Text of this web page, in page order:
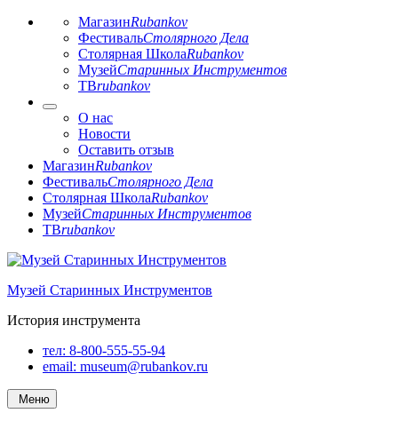
МагазинRubankov
ФестивальСтолярного Дела
Столярная ШколаRubankov
МузейСтаринных Инструментов
ТВrubankov
О нас
Новости
Оставить отзыв
МагазинRubankov
ФестивальСтолярного Дела
Столярная ШколаRubankov
МузейСтаринных Инструментов
ТВrubankov
Перейти
содержимому
Музей Старинных Инструментов
История инструмента
тел: 8-800-555-55-94
email: museum@rubankov.ru
Меню